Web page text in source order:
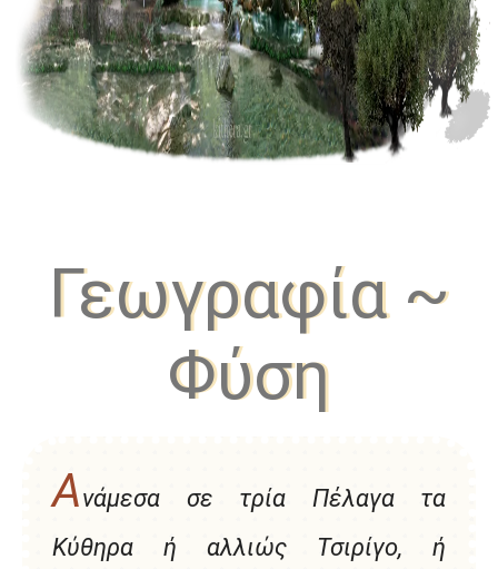
Γεωγραφία ~
Φύση
Ανάμεσα σε τρία Πέλαγα τα
Κύθηρα ή αλλιώς Τσιρίγο, ή